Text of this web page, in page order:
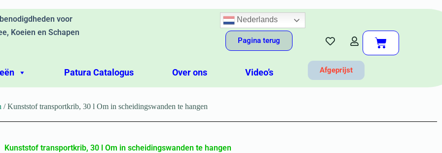
voor
Koeien en Schapen
Nederlands
Pagina terug
Patura Catalogus Over ons Video’s Afgeprijst
/ Kunststof transportkrib, 30 l Om in scheidingswanden te hangen
Kunststof transportkrib, 30 l Om in scheidingswanden te hangen